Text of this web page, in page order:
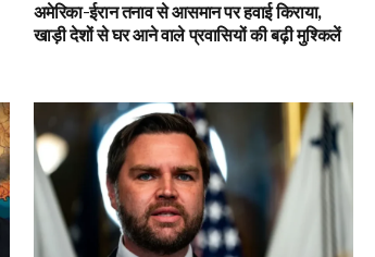
अमेरिका-ईरान तनाव से आसमान पर हवाई किराया,
खाड़ी देशों से घर आने वाले प्रवासियों की बढ़ी मुश्किलें